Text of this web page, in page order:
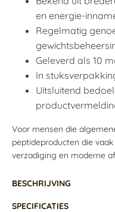
en energie-
Regelmatig
Geleverd als 10
In
Uitsluitend
Voor mensen die
peptideproducten die
verzadiging en moderne
BESCHRIJVING
SPECIFICATIES